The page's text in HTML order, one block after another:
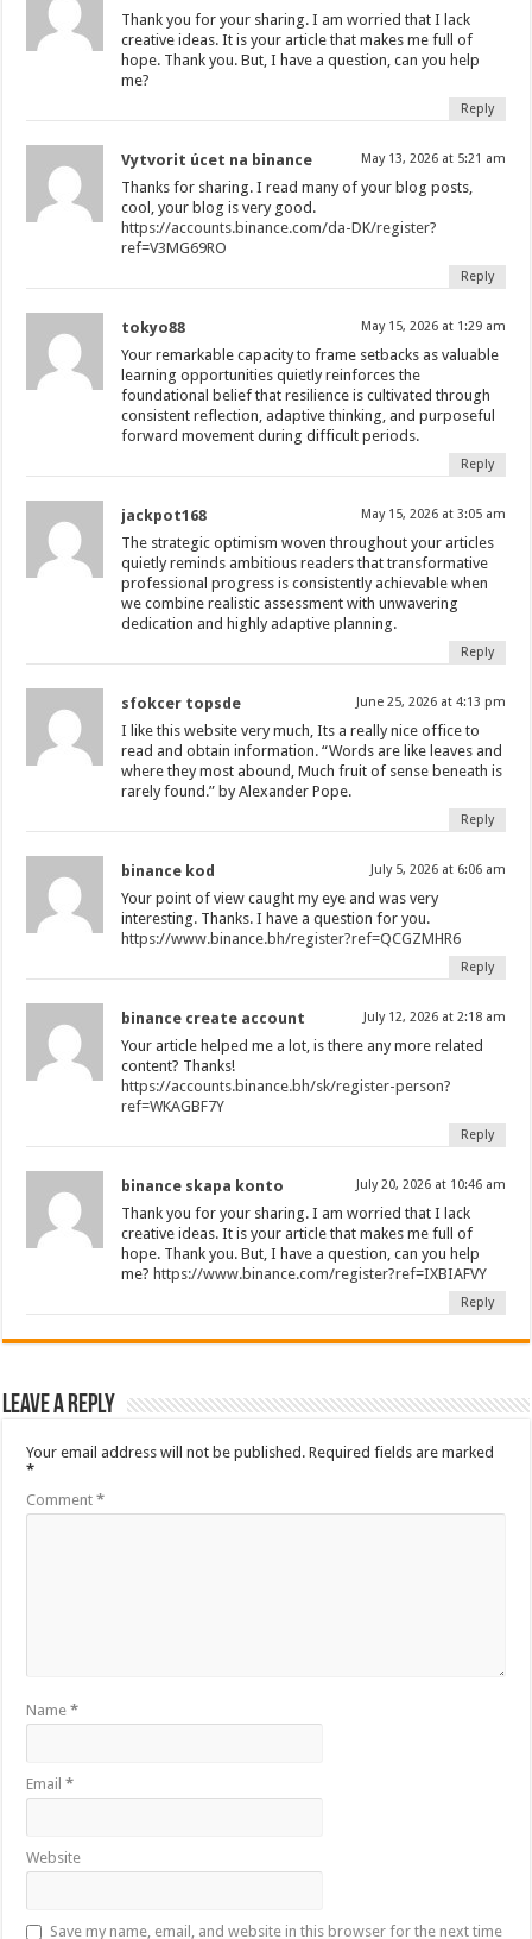
Thank you for your sharing. I am worried that I lack
creative ideas. It is your article that makes me full of
hope. Thank you. But, I have a question, can you help
me?
Reply
Vytvorit úcet na binance May 13, 2026 at 5:21 am
Thanks for sharing. I read many of your blog posts,
cool, your blog is very good.
https://accounts.binance.com/da-DK/register?
ref=V3MG69RO
Reply
tokyo88 May 15, 2026 at 1:29 am
Your remarkable capacity to frame setbacks as valuable
learning opportunities quietly reinforces the
foundational belief that resilience is cultivated through
consistent reflection, adaptive thinking, and purposeful
forward movement during difficult periods.
Reply
jackpot168 May 15, 2026 at 3:05 am
The strategic optimism woven throughout your articles
quietly reminds ambitious readers that transformative
professional progress is consistently achievable when
we combine realistic assessment with unwavering
dedication and highly adaptive planning.
Reply
sfokcer topsde June 25, 2026 at 4:13 pm
I like this website very much, Its a really nice office to
read and obtain information. “Words are like leaves and
where they most abound, Much fruit of sense beneath is
rarely found.” by Alexander Pope.
Reply
binance kod July 5, 2026 at 6:06 am
Your point of view caught my eye and was very
interesting. Thanks. I have a question for you.
https://www.binance.bh/register?ref=QCGZMHR6
Reply
binance create account July 12, 2026 at 2:18 am
Your article helped me a lot, is there any more related
content? Thanks!
https://accounts.binance.bh/sk/register-person?
ref=WKAGBF7Y
Reply
binance skapa konto July 20, 2026 at 10:46 am
Thank you for your sharing. I am worried that I lack
creative ideas. It is your article that makes me full of
hope. Thank you. But, I have a question, can you help
me? https://www.binance.com/register?ref=IXBIAFVY
Reply
Leave a Reply
Your email address will not be published. Required fields are marked
*
Comment*
Name*
Email*
Website
Save my name, email, and website in this browser for the next time